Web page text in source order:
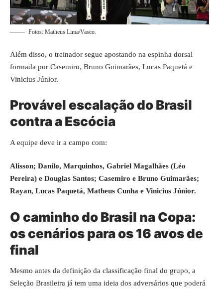
Fotos: Matheus Lima/Vasco.
Além disso, o treinador segue apostando na espinha dorsal
formada por Casemiro, Bruno Guimarães, Lucas Paquetá e
Vinicius Júnior.
Provável escalação do Brasil
contra a Escócia
A equipe deve ir a campo com:
Alisson; Danilo, Marquinhos, Gabriel Magalhães (Léo
Pereira) e Douglas Santos; Casemiro e Bruno Guimarães;
Rayan, Lucas Paquetá, Matheus Cunha e Vinicius Júnior.
O caminho do Brasil na Copa:
os cenários para os 16 avos de
final
Mesmo antes da definição da classificação final do grupo, a
Seleção Brasileira já tem uma ideia dos adversários que poderá